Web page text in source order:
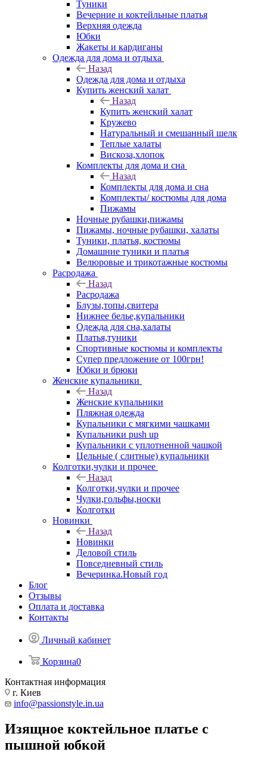
Туники
Вечерние и коктейльные платья
Верхняя одежда
Юбки
Жакеты и кардиганы
Одежда для дома и отдыха
Назад
Одежда для дома и отдыха
Купить женский халат
Назад
Купить женский халат
Кружево
Натуральный и смешанный шелк
Теплые халаты
Вискоза,хлопок
Комплекты для дома и сна
Назад
Комплекты для дома и сна
Комплекты/ костюмы для дома
Пижамы
Ночные рубашки,пижамы
Пижамы, ночные рубашки, халаты
Туники, платья, костюмы
Домашние туники и платья
Велюровые и трикотажные костюмы
Расродажа
Назад
Расродажа
Блузы,топы,свитера
Нижнее белье,купальники
Одежда для сна,халаты
Платья,туники
Спортивные костюмы и комплекты
Супер предложение от 100грн!
Юбки и брюки
Женские купальники
Назад
Женские купальники
Пляжная одежда
Купальники с мягкими чашками
Купальники push up
Купальники с уплотненной чашкой
Цельные ( слитные) купальники
Колготки,чулки и прочее
Назад
Колготки,чулки и прочее
Чулки,гольфы,носки
Колготки
Новинки
Назад
Новинки
Деловой стиль
Повседневный стиль
Вечеринка.Новый год
Блог
Отзывы
Оплата и доставка
Контакты
Личный кабинет
Корзина0
Контактная информация
г. Киев
info@passionstyle.in.ua
Изящное коктейльное платье с
пышной юбкой